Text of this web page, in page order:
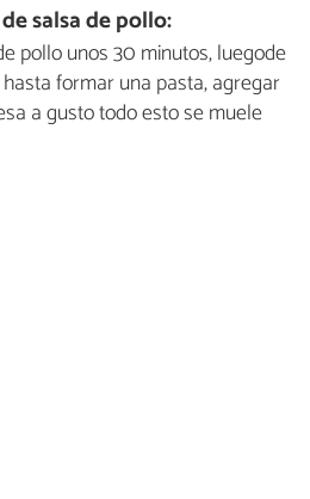
salsa de pollo:
pollo unos 30 minutos, luegode
formar una pasta, agregar
a gusto todo esto se muele